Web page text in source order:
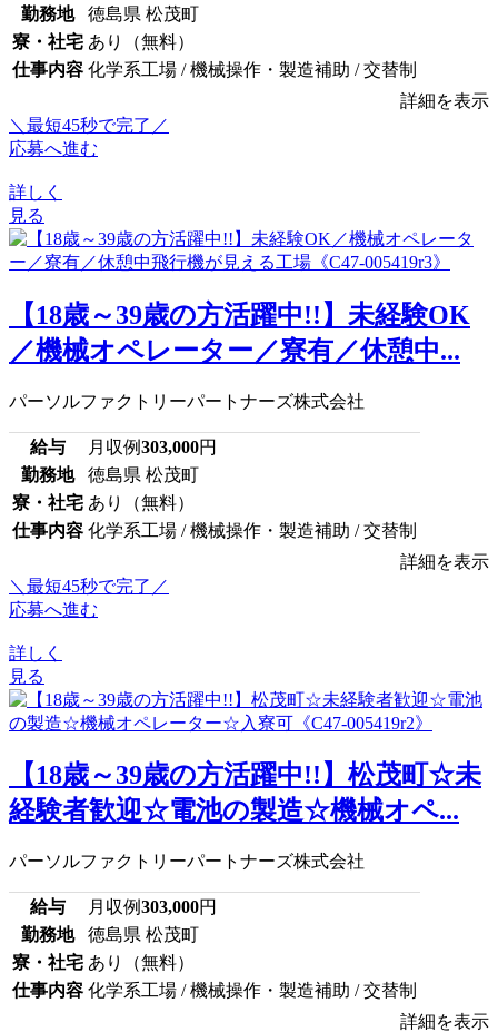
勤務地
徳島県 松茂町
寮・社宅 あり（無料）
仕事内容 化学系工場 / 機械操作・製造補助 / 交替制
詳細を表示
＼最短45秒で完了／
応募へ進む
詳しく
見る
【18歳～39歳の方活躍中!!】未経験OK
／機械オペレーター／寮有／休憩中...
パーソルファクトリーパートナーズ株式会社
給与 月収例303,000円
勤務地
徳島県 松茂町
寮・社宅 あり（無料）
仕事内容 化学系工場 / 機械操作・製造補助 / 交替制
詳細を表示
＼最短45秒で完了／
応募へ進む
詳しく
見る
【18歳～39歳の方活躍中!!】松茂町☆未
経験者歓迎☆電池の製造☆機械オペ...
パーソルファクトリーパートナーズ株式会社
給与 月収例303,000円
勤務地
徳島県 松茂町
寮・社宅 あり（無料）
仕事内容 化学系工場 / 機械操作・製造補助 / 交替制
詳細を表示